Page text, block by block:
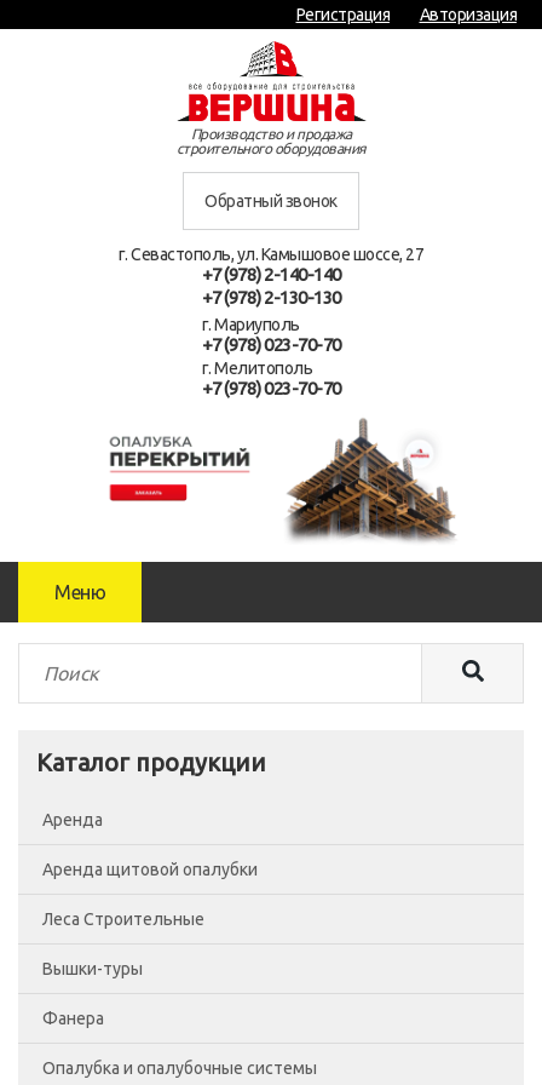
Регистрация Авторизация
Производство и продажа
строительного оборудования
Обратный звонок
г. Севастополь, ул. Камышовое шоссе, 27
+7 (978) 2-140-140
+7 (978) 2-130-130
г. Мариуполь
+7 (978) 023-70-70
г. Мелитополь
+7 (978) 023-70-70
Меню
Каталог продукции
Аренда
Аренда щитовой опалубки
Леса Строительные
Леса рамные
Помосты
Сетка фасадная
Вышки-туры
Вышка-тура ВСП-250/0.7
Вышка-тура ВСП-250/1.2
Фанера
Фанера Россия
Опалубка и опалубочные системы